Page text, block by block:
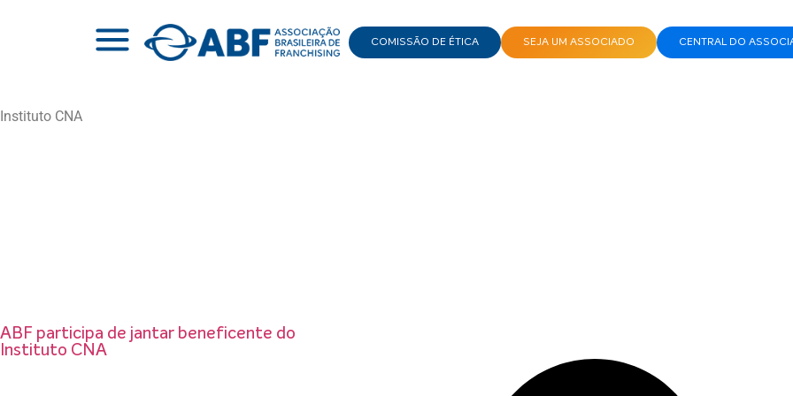
COMISSÃO DE ÉTICA SEJA UM ASSOCIADO CENTRAL DO
Instituto CNA
ABF participa de jantar beneficente do
Instituto CNA